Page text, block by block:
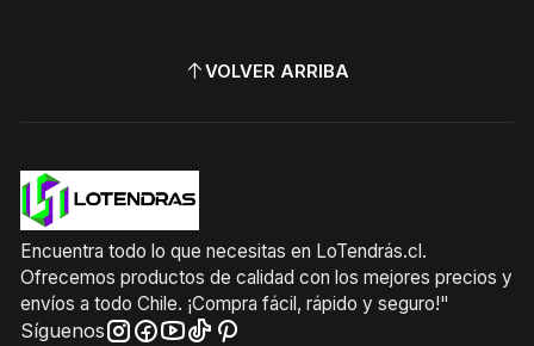
VOLVER ARRIBA
Encuentra todo lo que necesitas en LoTendrás.cl.
Ofrecemos productos de calidad con los mejores precios y
envíos a todo Chile. ¡Compra fácil, rápido y seguro!"
Síguenos